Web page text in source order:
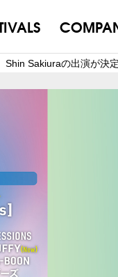
Sakiuraの出演が決